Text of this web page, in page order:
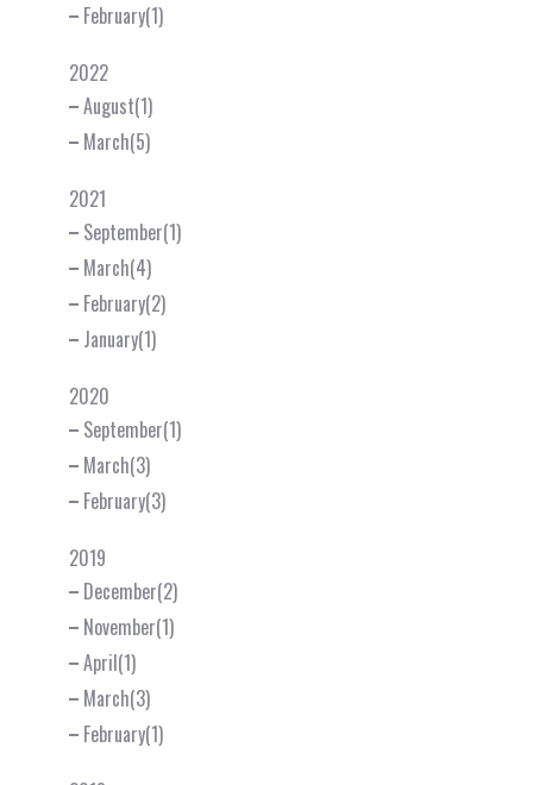
February(1)
2022
August(1)
March(5)
2021
September(1)
March(4)
February(2)
January(1)
2020
September(1)
March(3)
February(3)
2019
December(2)
November(1)
April(1)
March(3)
February(1)